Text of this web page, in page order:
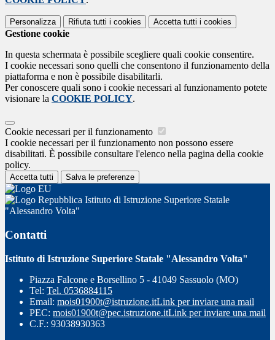
Personalizza Rifiuta tutti i cookies Accetta tutti i cookies
Gestione cookie
In questa schermata è possibile scegliere quali cookie consentire.
I cookie necessari sono quelli che consentono il funzionamento della
piattaforma e non è possibile disabilitarli.
Per conoscere quali sono i cookie necessari al funzionamento potete
visionare la COOKIE POLICY.
Cookie necessari per il funzionamento
I cookie necessari per il funzionamento non possono essere
disabilitati. È possibile consultare l'elenco nella pagina della cookie
policy.
Accetta tutti Salva le preferenze
Istituto di Istruzione Superiore Statale
"Alessandro Volta"
Contatti
Istituto di Istruzione Superiore Statale "Alessandro Volta"
Piazza Falcone e Borsellino 5 - 41049 Sassuolo (MO)
Tel: Tel. 0536884115
Email: mois01900t@istruzione.itLink per inviare una mail
PEC: mois01900t@pec.istruzione.itLink per inviare una mail
C.F.: 93038930363